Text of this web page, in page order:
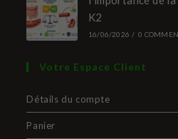
K2
16/06/2026 / 0
Votre Espace Client
Détails du compte
Panier